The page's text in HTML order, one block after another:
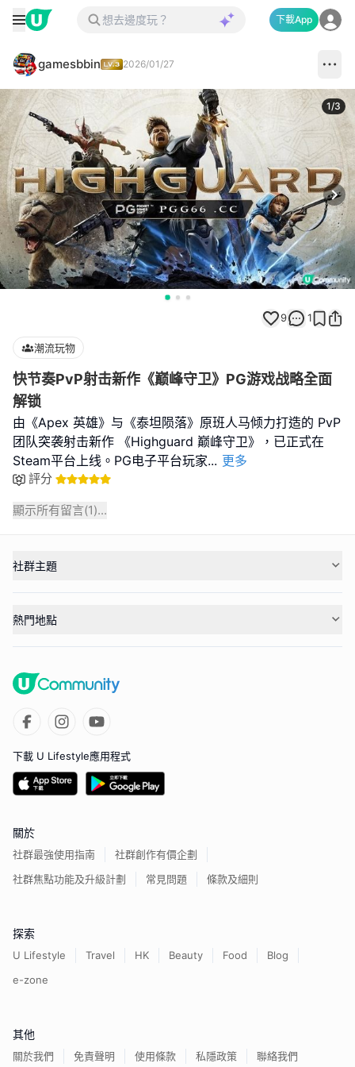
下載App
gamesbbin 2026/01/27
1/3
9 1
潮流玩物
快节奏PvP射击新作《巅峰守卫》PG游戏战略全面
解锁
由《Apex 英雄》与《泰坦陨落》原班人马倾力打造的 PvP
团队突袭射击新作 《Highguard 巅峰守卫》，已正式在
Steam平台上线。PG电子平台玩家... 更多
評分
顯示所有留言(1)...
社群主題
熱門地點
下載 U Lifestyle應用程式
關於
社群最強使用指南
社群創作有價企劃
社群焦點功能及升級計劃
常見問題 條款及細則
探索
U Lifestyle Travel HK Beauty Food
Blog
e-zone
其他
關於我們 免責聲明 使用條款 私隱政策 聯絡我們